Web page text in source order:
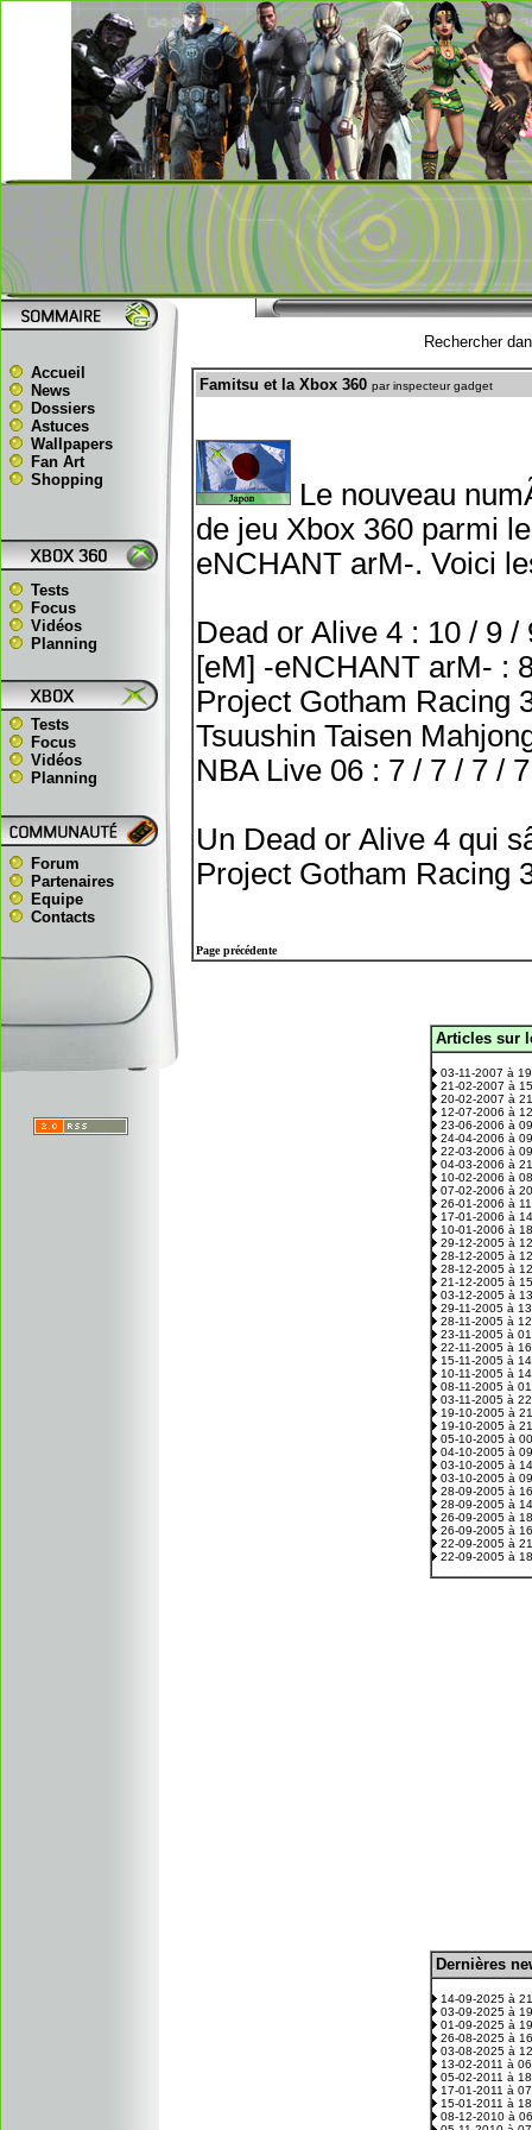
Accueil
News
Dossiers
Astuces
Wallpapers
Fan Art
Shopping
Tests
Focus
Vidéos
Planning
Tests
Focus
Vidéos
Planning
Forum
Partenaires
Equipe
Contacts
Rechercher
Famitsu et la Xbox 360 par inspecteur gadget
Le nouveau
de jeu Xbox 360 parmi
eNCHANT arM-. Voici
Dead or Alive 4 : 10 / 9 /
[eM] -eNCHANT arM- :
Project Gotham Racing
Tsuushin Taisen
NBA Live 06 : 7 / 7 / 7 /
Un Dead or Alive 4 qui
Project Gotham Racing
Page précédente
Articles sur
03-11-2007 à
21-02-2007 à
20-02-2007 à
12-07-2006 à
23-06-2006 à
24-04-2006 à
22-03-2006 à
04-03-2006 à
10-02-2006 à
07-02-2006 à
26-01-2006 à
17-01-2006 à
10-01-2006 à
29-12-2005 à
28-12-2005 à
28-12-2005 à
21-12-2005 à
03-12-2005 à
29-11-2005 à
28-11-2005 à
23-11-2005 à
22-11-2005 à
15-11-2005 à
10-11-2005 à
08-11-2005 à
03-11-2005 à
19-10-2005 à
19-10-2005 à
05-10-2005 à
04-10-2005 à
03-10-2005 à
03-10-2005 à
28-09-2005 à
28-09-2005 à
26-09-2005 à
26-09-2005 à
22-09-2005 à
22-09-2005 à
Dernières
14-09-2025 à
03-09-2025 à
01-09-2025 à
26-08-2025 à
03-08-2025 à
13-02-2011 à
05-02-2011 à
17-01-2011 à
15-01-2011 à
08-12-2010 à